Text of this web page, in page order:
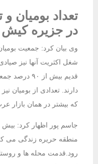
تعداد بومیان
در جزیره کیش
شغل اکثریت آنها نیز
قدیم بیش از
دارند. تعدادی از بومیان
که بیشتر در همان بازار
منطقه حریره زندگی می
رود.قدمت محله ها و